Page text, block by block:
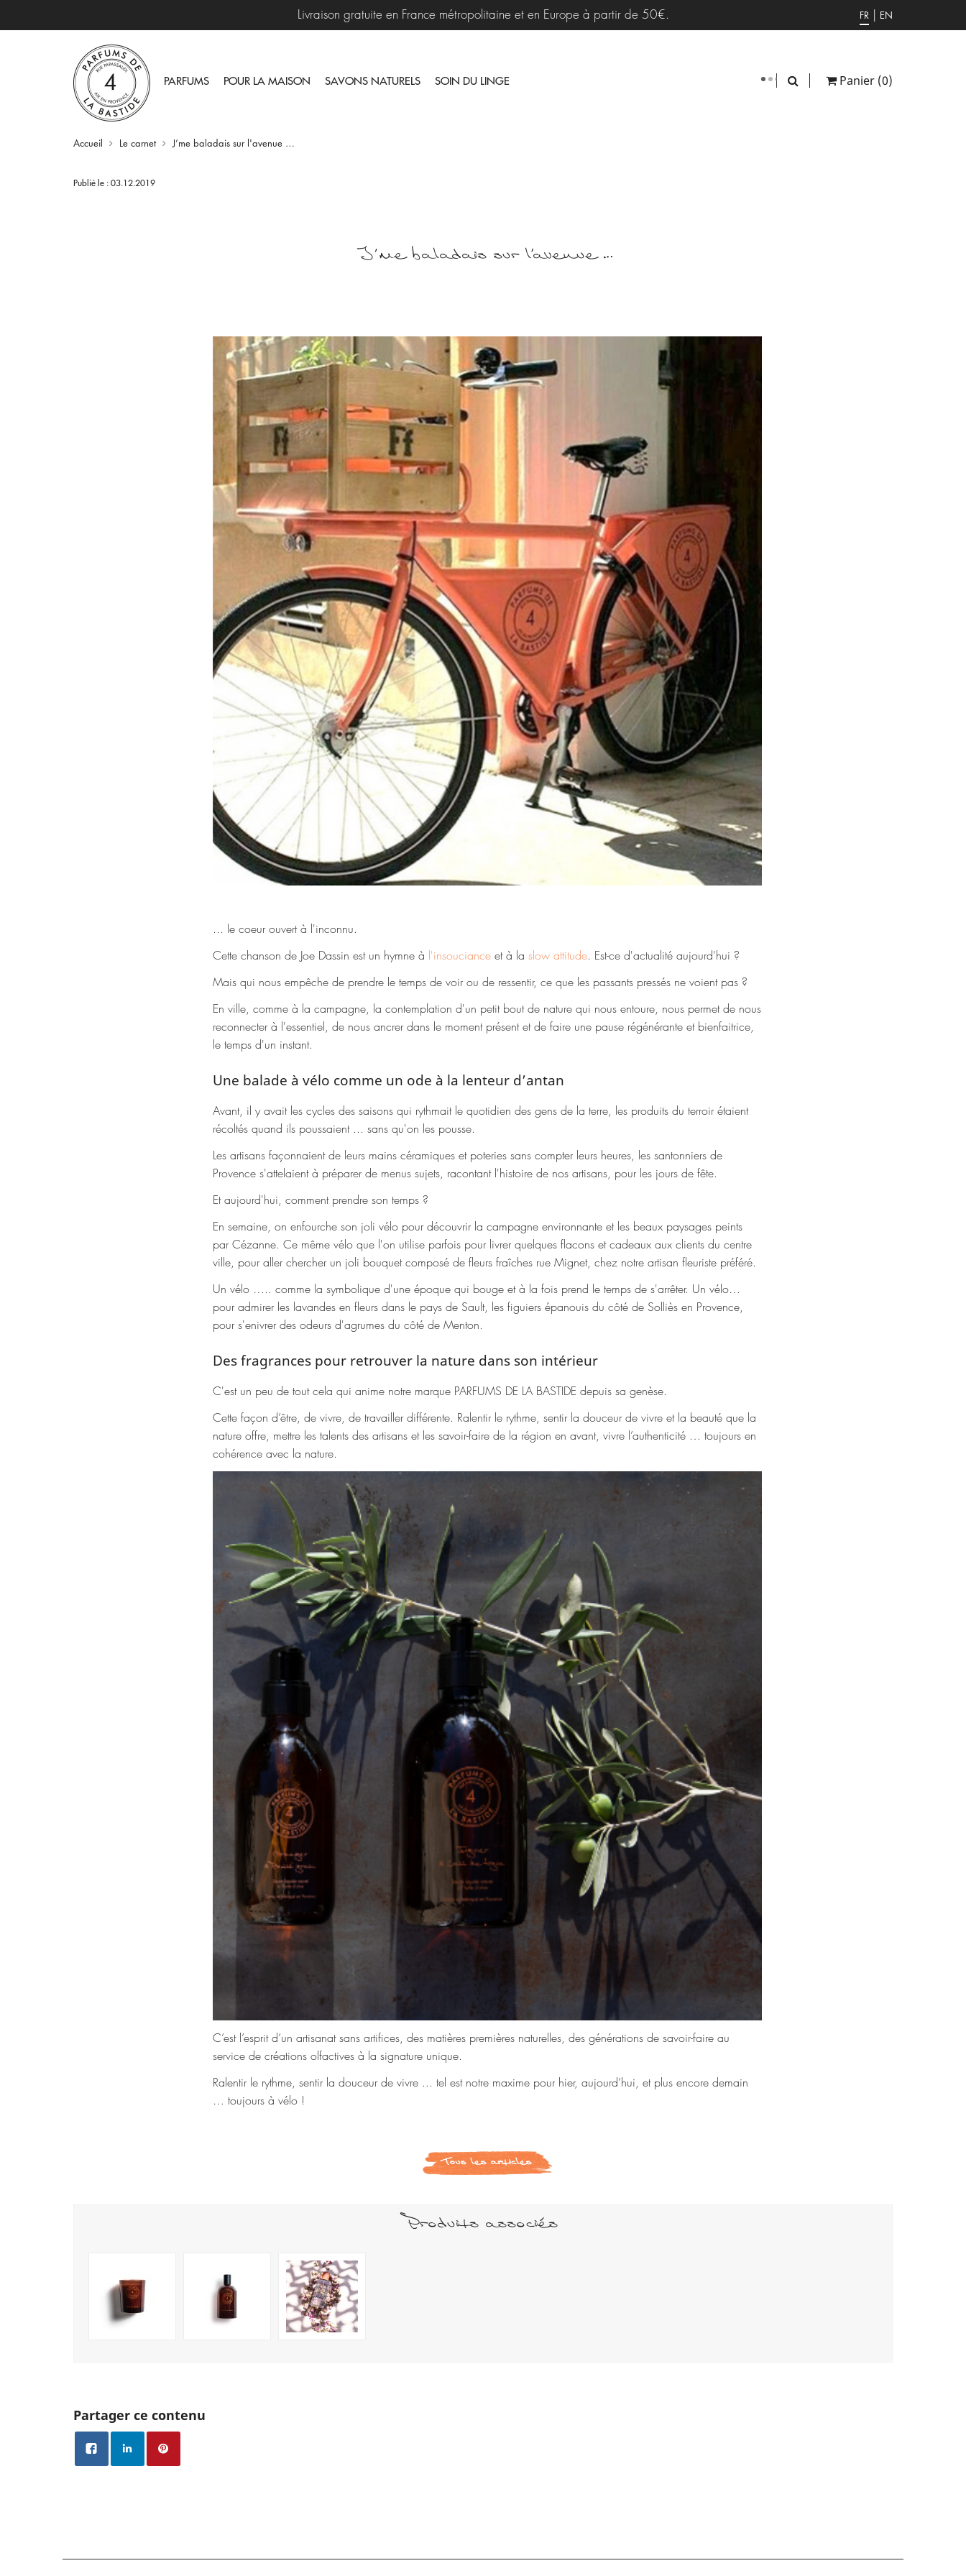
Livraison gratuite en France métropolitaine et en Europe à partir de 50€. FR | EN
PARFUMS POUR LA MAISON SAVONS NATURELS SOIN DU LINGE Panier (0)
Accueil Le carnet J’me baladais sur l'avenue …
Publié le : 03.12.2019
J’me baladais sur l'avenue …
... le coeur ouvert à l'inconnu.
Cette chanson de Joe Dassin est un hymne à l'insoucianceet à la slow attitude. Est-ce d'actualité aujourd'hui ?
Mais qui nous empêche de prendre le temps de voir ou de ressentir, ce que les passants pressés ne voient pas ?
En ville, comme à la campagne, la contemplation d'un petit bout de nature qui nous entoure, nous permet de nous
reconnecter à l'essentiel, de nous ancrer dans le moment présent et de faire une pause régénérante et bienfaitrice,
le temps d'un instant.
Une balade à vélo comme un ode à la lenteur d’antan
Avant, il y avait les cycles des saisons qui rythmait le quotidien des gens de la terre, les produits du terroir étaient
récoltés quand ils poussaient ... sans qu'on les pousse.
Les artisans façonnaient de leurs mains céramiques et poteries sans compter leurs heures, les santonniers de
Provence s'attelaient à préparer de menus sujets, racontant l'histoire de nos artisans, pour les jours de fête.
Et aujourd'hui, comment prendre son temps ?
En semaine, on enfourche son joli vélo pour découvrir la campagne environnante et les beaux paysages peints
par Cézanne. Ce même vélo que l'on utilise parfois pour livrer quelques flacons et cadeaux aux clients du centre
ville, pour aller chercher un joli bouquet composé de fleurs fraîches rue Mignet, chez notre artisan fleuriste préféré.
Un vélo ….. comme la symbolique d'une époque qui bouge et à la fois prend le temps de s'arrêter. Un vélo…
pour admirer les lavandes en fleurs dans le pays de Sault, les figuiers épanouis du côté de Solliès en Provence,
pour s'enivrer des odeurs d'agrumes du côté de Menton.
Des fragrances pour retrouver la nature dans son intérieur
C'est un peu de tout cela qui anime notre marque PARFUMS DE LA BASTIDE depuis sa genèse.
Cette façon d’être, de vivre, de travailler différente. Ralentir le rythme, sentir la douceur de vivre et la beauté que la
nature offre, mettre les talents des artisans et les savoir-faire de la région en avant, vivre l’authenticité … toujours en
cohérence avec la nature.
C’est l’esprit d’un artisanat sans artifices, des matières premières naturelles, des générations de savoir-faire au
service de créations olfactives à la signature unique.
Ralentir le rythme, sentir la douceur de vivre ... tel est notre maxime pour hier, aujourd’hui, et plus encore demain
… toujours à vélo !
Tous les articles
Produits associés
Partager ce contenu